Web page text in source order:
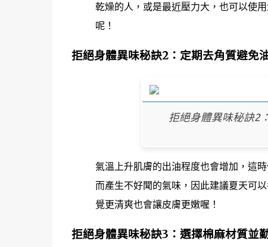
乾燥的人，或是最近壓力大，也可以使
呢！
拒絕身體異味秘訣2：定期去角質避免
拒絕身體異味秘訣2
氣溫上升肌膚的出油程度也會增加，這
而產生不好聞的氣味，因此建議夏天可
覺更清爽也會讓皮膚更嫩喔！
拒絕身體異味秘訣3：選擇棉麻材質並